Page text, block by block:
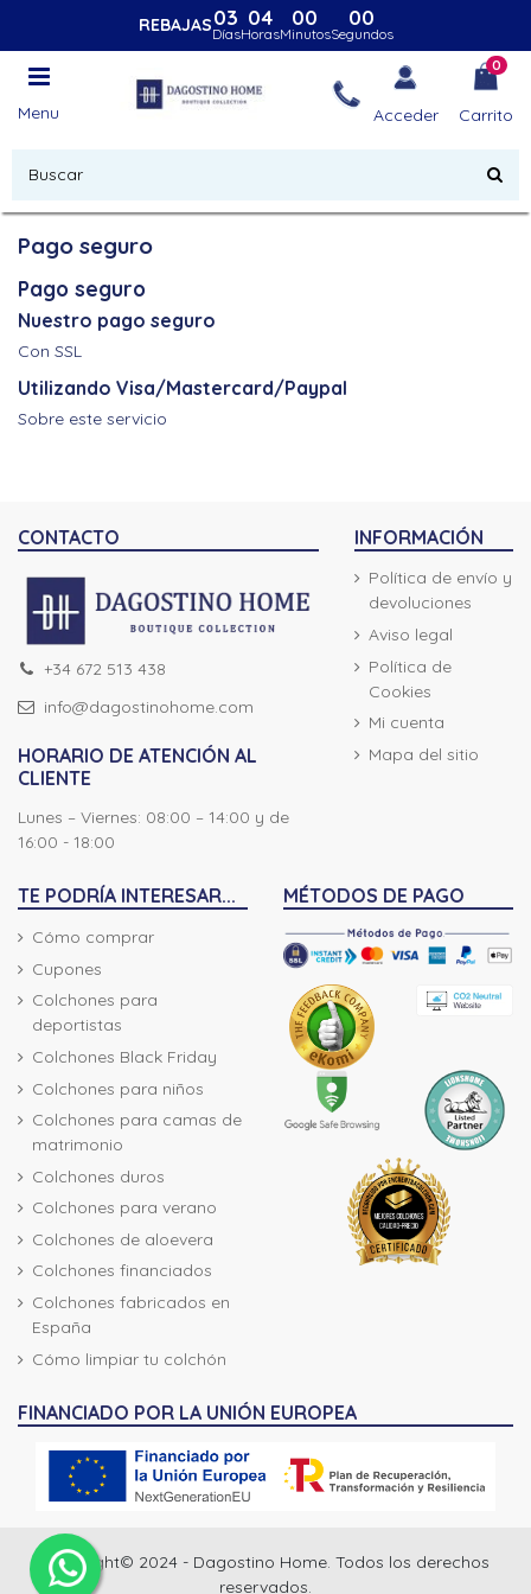
REBAJAS03
Días
04
Horas
00
Minutos
00
Segundos
Menu Acceder
0
Carrito
Pago seguro
Pago seguro
Nuestro pago seguro
Con SSL
Utilizando Visa/Mastercard/Paypal
Sobre este servicio
CONTACTO
+34 672 513 438
info@dagostinohome.com
HORARIO DE ATENCIÓN AL
CLIENTE
Lunes – Viernes: 08:00 – 14:00 y de
16:00 - 18:00
INFORMACIÓN
Política de envío y
devoluciones
Aviso legal
Política de
Cookies
Mi cuenta
Mapa del sitio
TE PODRÍA INTERESAR...
Cómo comprar
Cupones
Colchones para
deportistas
Colchones Black Friday
Colchones para niños
Colchones para camas de
matrimonio
Colchones duros
Colchones para verano
Colchones de aloevera
Colchones financiados
Colchones fabricados en
España
Cómo limpiar tu colchón
MÉTODOS DE PAGO
FINANCIADO POR LA UNIÓN EUROPEA
Copyright© 2024 - Dagostino Home. Todos los derechos
reservados.